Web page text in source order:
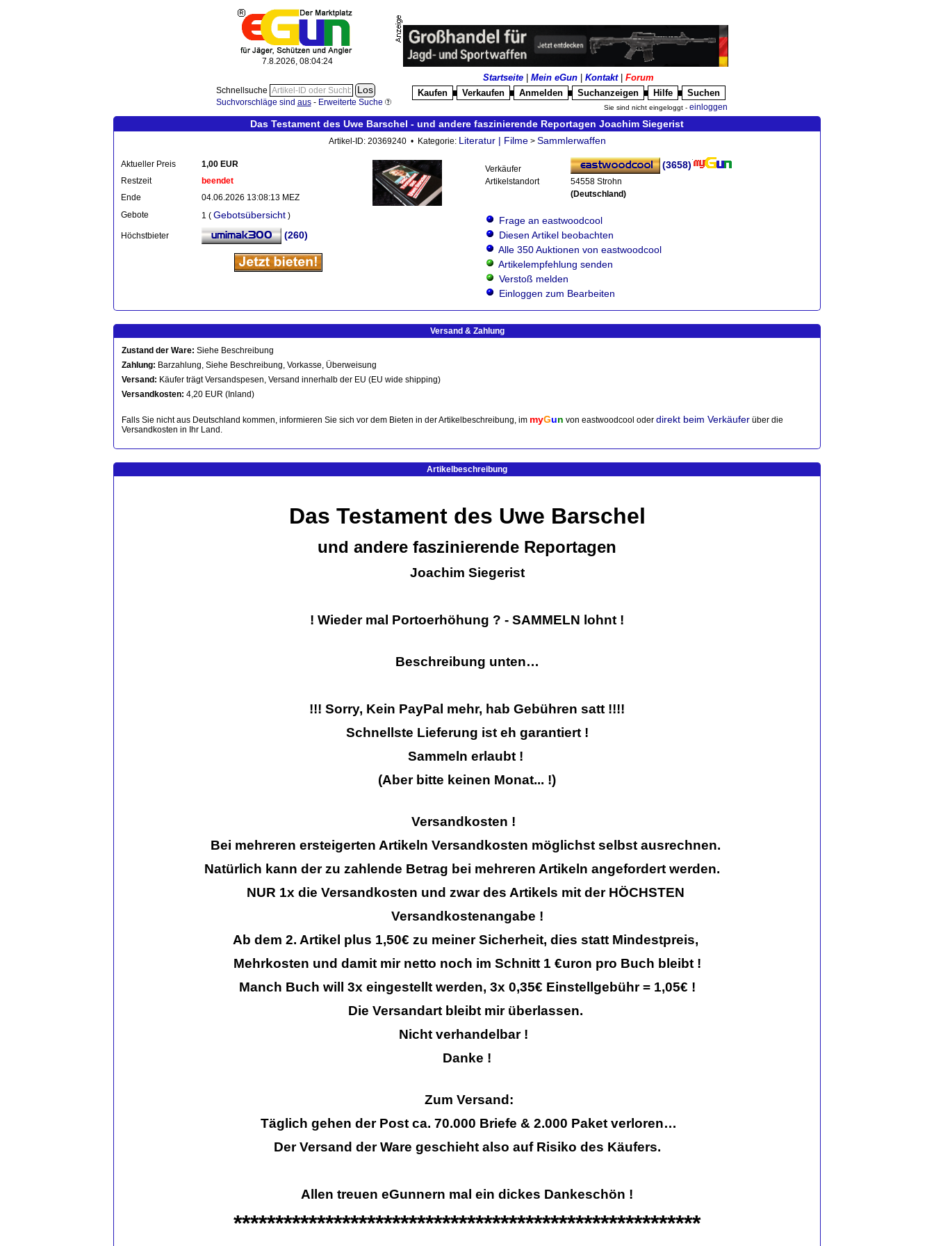
7.8.2026, 08:04:24
Schnellsuche
Suchvorschläge sind aus- Erweiterte Suche
Startseite Mein eGun Kontakt| Forum
Kaufen
Verkaufen Anmelden Suchanzeigen Hilfe Suchen
Sie sind nicht eingeloggt - einloggen
Das Testament des Uwe Barschel - und andere faszinierende Reportagen Joachim Siegerist
Artikel-ID: 20369240 • Kategorie: Literatur | Filme> Sammlerwaffen
Aktueller Preis
1,00 EUR
Restzeit
beendet
Ende
04.06.2026 13:08:13 MEZ
Gebote
1 ( Gebotsübersicht )
Höchstbieter (260)
Verkäufer (3658)
Artikelstandort
54558 Strohn
(Deutschland)
Frage an eastwoodcool
Diesen Artikel beobachten
Alle 350 Auktionen von eastwoodcool
Artikelempfehlung senden
Verstoß melden
Einloggen zum Bearbeiten
Versand & Zahlung
Zustand der Ware: Siehe Beschreibung
Zahlung: Barzahlung, Siehe Beschreibung, Vorkasse, Überweisung
Versand: Käufer trägt Versandspesen, Versand innerhalb der EU (EU wide shipping)
Versandkosten: 4,20 EUR (Inland)
Falls Sie nicht aus Deutschland kommen, informieren Sie sich vor dem Bieten in der Artikelbeschreibung, im myGun von eastwoodcool oder direkt beim Verkäufer über die
Versandkosten in Ihr Land.
Artikelbeschreibung
Das Testament des Uwe Barschel
und andere faszinierende Reportagen
Joachim Siegerist
! Wieder mal Portoerhöhung ? - SAMMELN lohnt !
Beschreibung unten…
!!! Sorry, Kein PayPal mehr, hab Gebühren satt !!!!
Schnellste Lieferung ist eh garantiert !
Sammeln erlaubt !
(Aber bitte keinen Monat... !)
Versandkosten !
Bei mehreren ersteigerten Artikeln Versandkosten möglichst selbst ausrechnen.
Natürlich kann der zu zahlende Betrag bei mehreren Artikeln angefordert werden.
NUR 1x die Versandkosten und zwar des Artikels mit der HÖCHSTEN
Versandkostenangabe !
Ab dem 2. Artikel plus 1,50€ zu meiner Sicherheit, dies statt Mindestpreis,
Mehrkosten und damit mir netto noch im Schnitt 1 €uron pro Buch bleibt !
Manch Buch will 3x eingestellt werden, 3x 0,35€ Einstellgebühr = 1,05€ !
Die Versandart bleibt mir überlassen.
Nicht verhandelbar !
Danke !
Zum Versand:
Täglich gehen der Post ca. 70.000 Briefe & 2.000 Paket verloren…
Der Versand der Ware geschieht also auf Risiko des Käufers.
Allen treuen eGunnern mal ein dickes Dankeschön !
********************************************************